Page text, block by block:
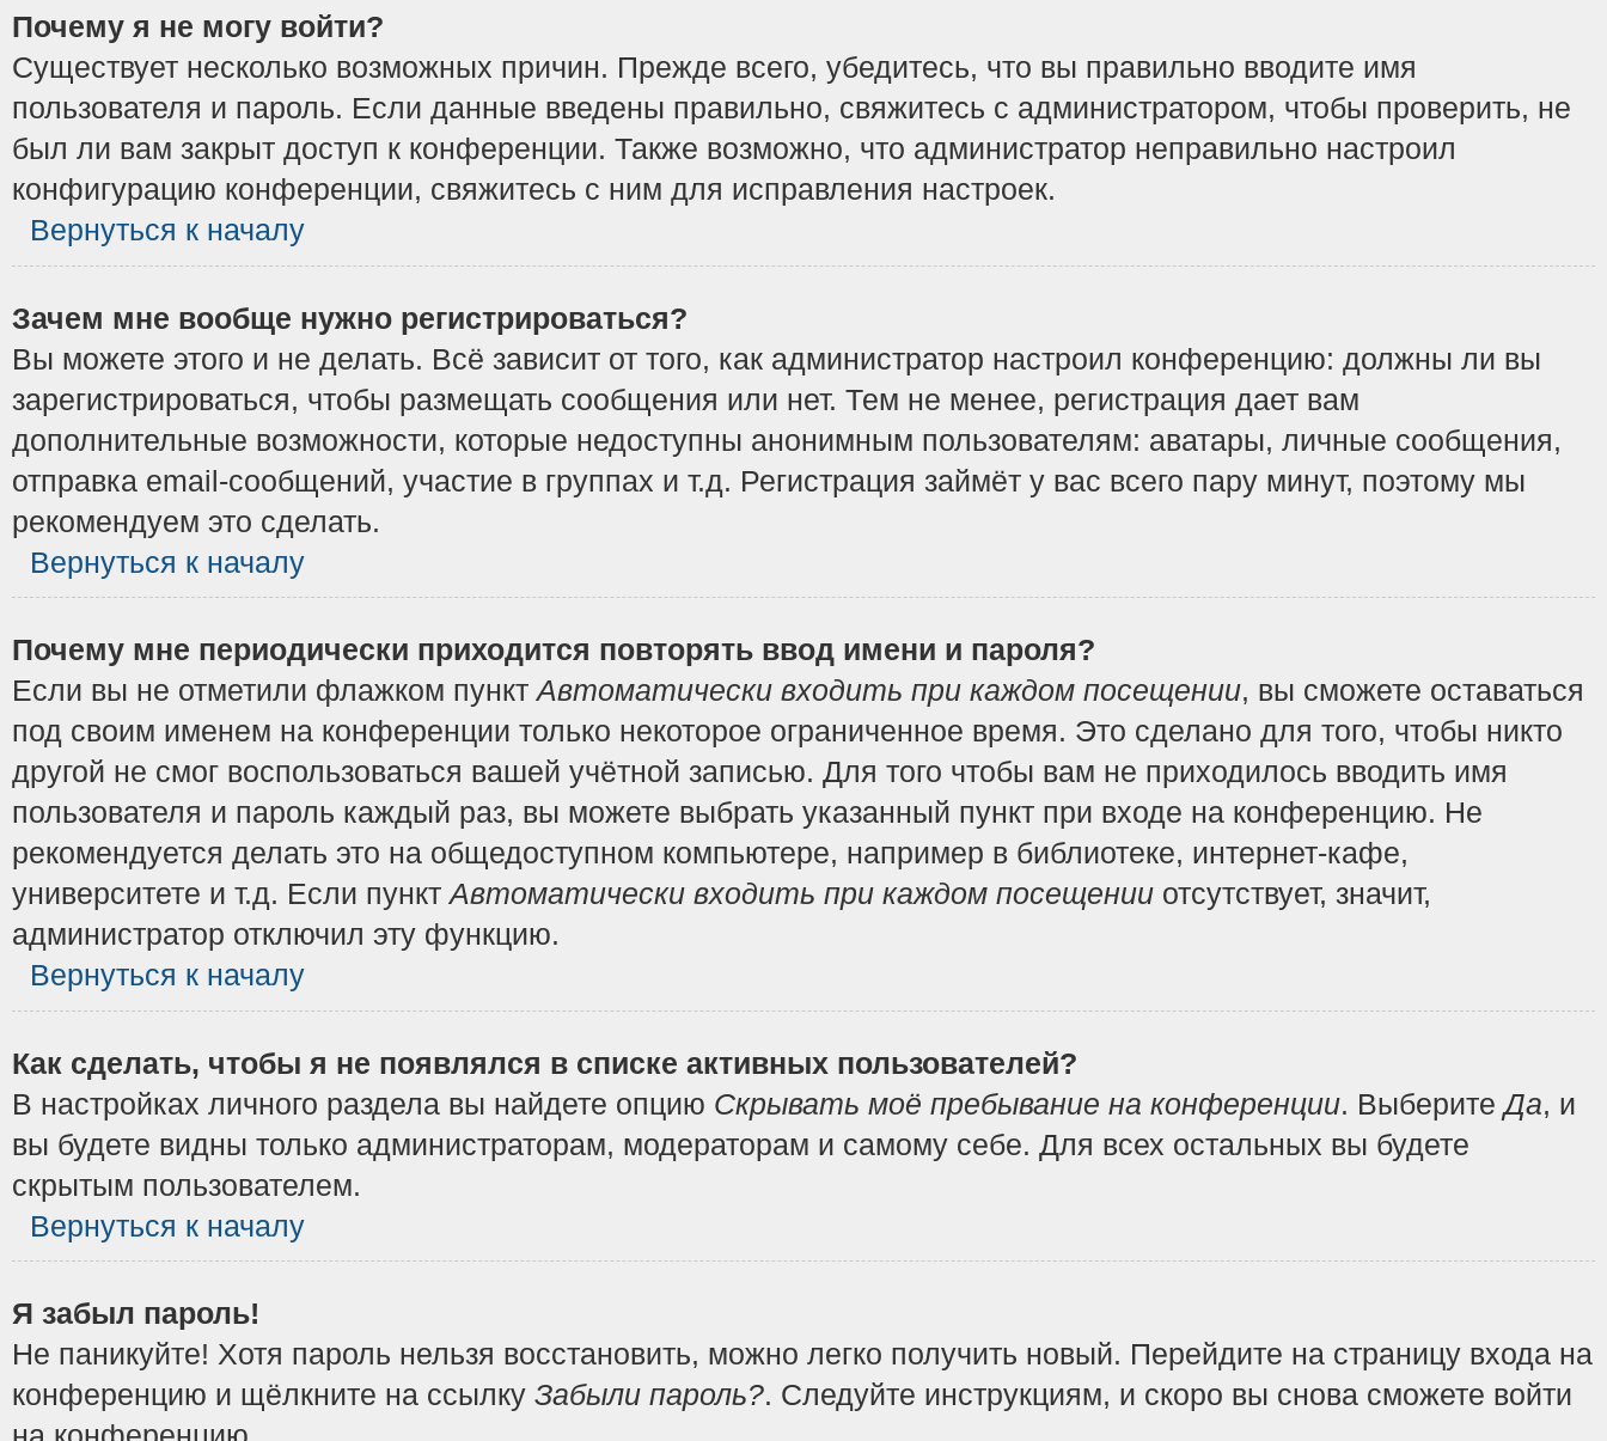
Почему я не могу войти?
Существует несколько возможных причин. Прежде всего, убедитесь, что вы правильно вводите имя
пользователя и пароль. Если данные введены правильно, свяжитесь с администратором, чтобы проверить, не
был ли вам закрыт доступ к конференции. Также возможно, что администратор неправильно настроил
конфигурацию конференции, свяжитесь с ним для исправления настроек.
Вернуться к началу
Зачем мне вообще нужно регистрироваться?
Вы можете этого и не делать. Всё зависит от того, как администратор настроил конференцию: должны ли вы
зарегистрироваться, чтобы размещать сообщения или нет. Тем не менее, регистрация дает вам
дополнительные возможности, которые недоступны анонимным пользователям: аватары, личные сообщения,
отправка email-сообщений, участие в группах и т.д. Регистрация займёт у вас всего пару минут, поэтому мы
рекомендуем это сделать.
Вернуться к началу
Почему мне периодически приходится повторять ввод имени и пароля?
Если вы не отметили флажком пунктАвтоматически входить при каждом посещении, вы сможете оставаться
под своим именем на конференции только некоторое ограниченное время. Это сделано для того, чтобы никто
другой не смог воспользоваться вашей учётной записью. Для того чтобы вам не приходилось вводить имя
пользователя и пароль каждый раз, вы можете выбрать указанный пункт при входе на конференцию. Не
рекомендуется делать это на общедоступном компьютере, например в библиотеке, интернет-кафе,
университете и т.д. Если пунктАвтоматически входить при каждом посещении отсутствует, значит,
администратор отключил эту функцию.
Вернуться к началу
Как сделать, чтобы я не появлялся в списке активных пользователей?
В настройках личного раздела вы найдете опцию Скрывать моё пребывание на конференции. ВыберитеДа, и
вы будете видны только администраторам, модераторам и самому себе. Для всех остальных вы будете
скрытым пользователем.
Вернуться к началу
Я забыл пароль!
Не паникуйте! Хотя пароль нельзя восстановить, можно легко получить новый. Перейдите на страницу входа на
конференцию и щёлкните на ссылку Забыли пароль?. Следуйте инструкциям, и скоро вы снова сможете войти